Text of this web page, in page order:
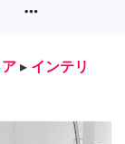
more_horiz
▸ インテリ